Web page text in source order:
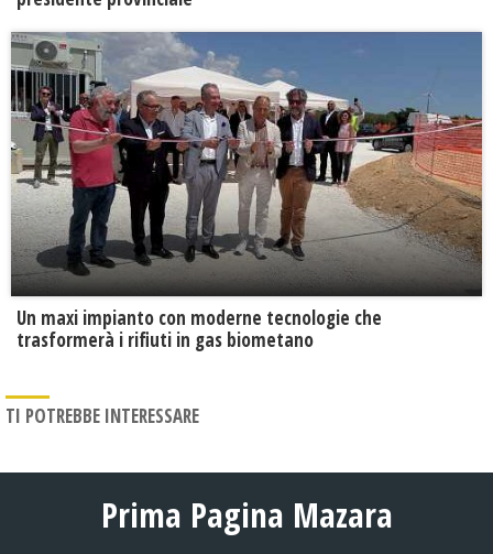
Un maxi impianto con moderne tecnologie che
trasformerà i rifiuti in gas biometano
TI POTREBBE INTERESSARE
Prima Pagina Mazara